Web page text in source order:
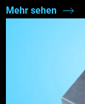
Mehr sehen